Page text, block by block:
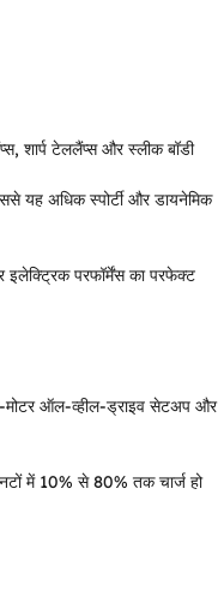
शार्प टेललैंप्स और स्लीक बॉडी
यह अधिक स्पोर्टी और डायनेमिक
परफॉर्मेंस का परफेक्ट
मोटर ऑल-व्हील-ड्राइव सेटअप और
में 10% से 80% तक चार्ज हो